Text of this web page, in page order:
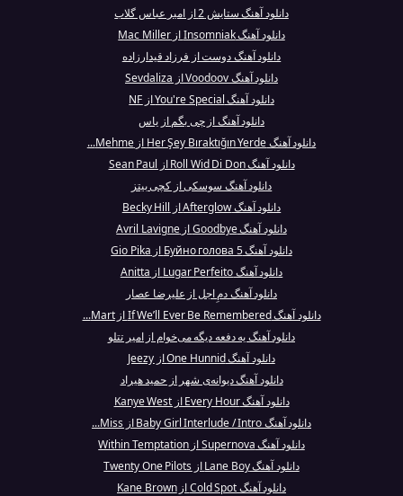
دانلود آهنگ ستایش 2 از امیر عباس گلاب
دانلود آهنگ Insomniak از Mac Miller
دانلود آهنگ دوست از فرزاد قیدارزاده
دانلود آهنگ Voodoov از Sevdaliza
دانلود آهنگ You're Special از NF
دانلود آهنگ از چی بگم از یاس
دانلود آهنگ Her Şey Bıraktığın Yerde از Mehme...
دانلود آهنگ Roll Wid Di Don از Sean Paul
دانلود آهنگ سوسکی از کچی بیتز
دانلود آهنگ Afterglow از Becky Hill
دانلود آهنگ Goodbye از Avril Lavigne
دانلود آهنگ Буйно голова 5 از Gio Pika
دانلود آهنگ Lugar Perfeito از Anitta
دانلود آهنگ دمِ اجل از علیرضا عصار
دانلود آهنگ If We’ll Ever Be Remembered از Mart...
دانلود آهنگ یه دفعه دیگه می‌خوام از امیر تتلو
دانلود آهنگ One Hunnid از Jeezy
دانلود آهنگ دیوانه‌ی شهر از حمید هیراد
دانلود آهنگ Every Hour از Kanye West
دانلود آهنگ Baby Girl Interlude / Intro از Miss...
دانلود آهنگ Supernova از Within Temptation
دانلود آهنگ Lane Boy از Twenty One Pilots
دانلود آهنگ Cold Spot از Kane Brown